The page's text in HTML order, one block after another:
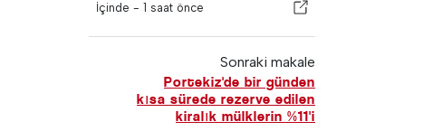
İçinde - 1 saat önce
Sonraki makale
Portekiz'de bir günden
kısa sürede rezerve edilen
kiralık mülklerin %11'i